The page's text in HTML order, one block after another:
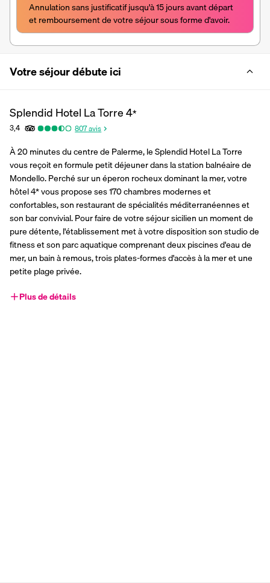
Annulation sans justificatif jusqu'à 15 jours avant départ
et remboursement de votre séjour sous forme d'avoir.
Votre séjour débute ici
Splendid Hotel La Torre4*
3,4 807avis
À 20 minutes du centre de Palerme, le Splendid Hotel La Torre
vous reçoit en formule petit déjeuner dans la station balnéaire de
Mondello. Perché sur un éperon rocheux dominant la mer, votre
hôtel 4* vous propose ses 170 chambres modernes et
confortables, son restaurant de spécialités méditerranéennes et
son bar convivial. Pour faire de votre séjour sicilien un moment de
pure détente, l'établissement met à votre disposition son studio de
fitness et son parc aquatique comprenant deux piscines d'eau de
mer, un bain à remous, trois plates-formes d'accès à la mer et une
petite plage privée.
Plus de détails